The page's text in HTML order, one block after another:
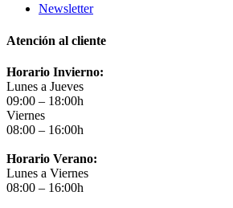
Newsletter
Atención al cliente
Horario Invierno:
Lunes a Jueves
09:00 – 18:00h
Viernes
08:00 – 16:00h
Horario Verano:
Lunes a Viernes
08:00 – 16:00h